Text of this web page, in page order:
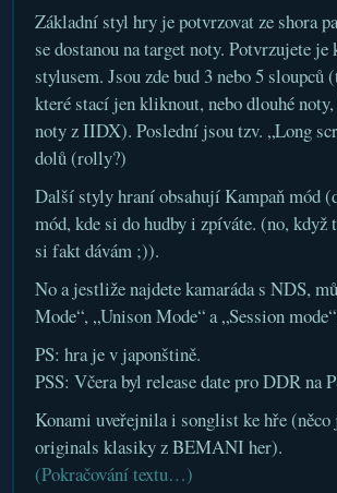
Základní styl hry je potvrzovat ze shora
se dostanou na target noty. Potvrzujete
stylusem. Jsou zde bud 3 nebo 5
které stací jen kliknout, nebo dlouhé
noty z IIDX). Poslední jsou tzv. „Long
dolů (rolly?)
Další styly hraní obsahují Kampaň mód
mód, kde si do hudby i zpíváte. (no, když
si fakt dávám ;)).
No a jestliže najdete kamaráda s NDS,
Mode“, „Unison Mode“ a „Session
PS: hra je v japonštině.
PSS: Včera byl release date pro DDR na
Konami uveřejnila i songlist ke hře (něco
originals klasiky z BEMANI her).
(Pokračování textu…)